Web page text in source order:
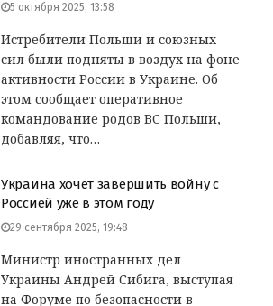
5 октября 2025, 13:58
Истребители Польши и союзных
сил были подняты в воздух на фоне
активности России в Украине. Об
этом сообщает оперативное
командование родов ВС Польши,
добавляя, что…
Украина хочет завершить войну с
Россией уже в этом году
29 сентября 2025, 19:48
Министр иностранных дел
Украины Андрей Сибига, выступая
на Форуме по безопасности в